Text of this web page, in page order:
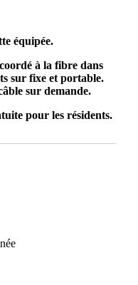
équipée.
à la fibre dans
sur fixe et portable.
sur demande.
pour les résidents.